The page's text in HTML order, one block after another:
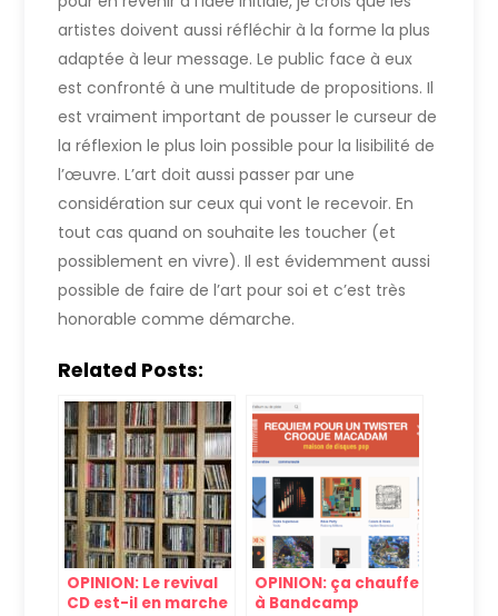
artistes doivent aussi réfléchir à la forme la plus
adaptée à leur message. Le public face à eux
est confronté à une multitude de propositions. Il
est vraiment important de pousser le curseur de
la réflexion le plus loin possible pour la lisibilité de
l’œuvre. L’art doit aussi passer par une
considération sur ceux qui vont le recevoir. En
tout cas quand on souhaite les toucher (et
possiblement en vivre). Il est évidemment aussi
possible de faire de l’art pour soi et c’est très
honorable comme démarche.
Related Posts:
OPINION: Le revival
CD est-il en marche
OPINION: ça chauffe
à Bandcamp